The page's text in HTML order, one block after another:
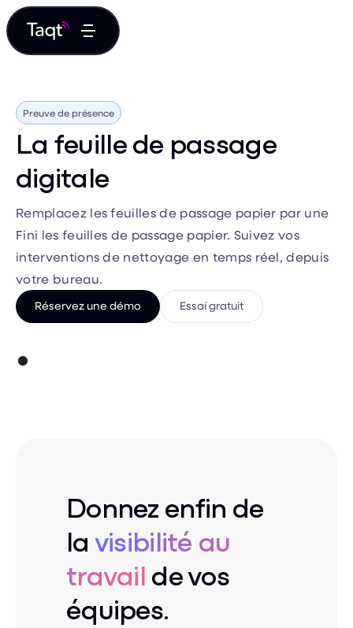
Preuve de présence
La feuille de passage
digitale
Remplacez les feuilles de passage papier par une
Fini les feuilles de passage papier. Suivez vos
interventions de nettoyage en temps réel, depuis
votre bureau.
Réservez une démo Essai gratuit
Donnez enfin de
lavisibilité au
travailde vos
équipes.